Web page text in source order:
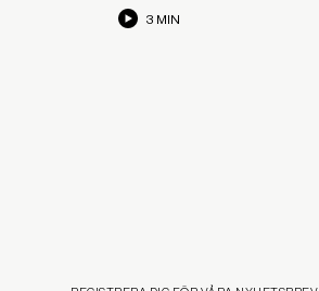
3 MIN